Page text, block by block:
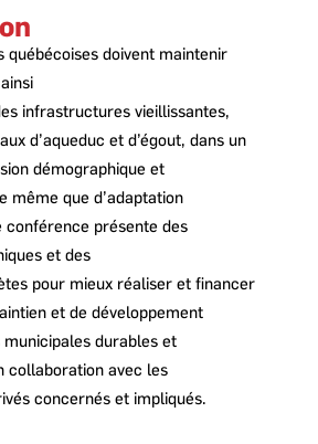
québécoises doivent maintenir
infrastructures vieillissantes,
d’aqueduc et d’égout, dans un
démographique et
même que d’adaptation
conférence présente des
et des
pour mieux réaliser et financer
et de développement
durables et
collaboration avec les
concernés et impliqués.